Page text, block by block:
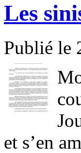
Les
Publié le
et s’en